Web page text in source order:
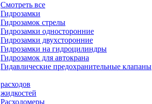
Смотреть все
Гидрозамки
Гидрозамок стрелы
Гидрозамки односторонние
Гидрозамки двухсторонние
Гидрозамки на гидроцилиндры
Гидрозамок для автокрана
Гидавлические предохранительные клапаны
расходов
жидкостей
Расходомеры